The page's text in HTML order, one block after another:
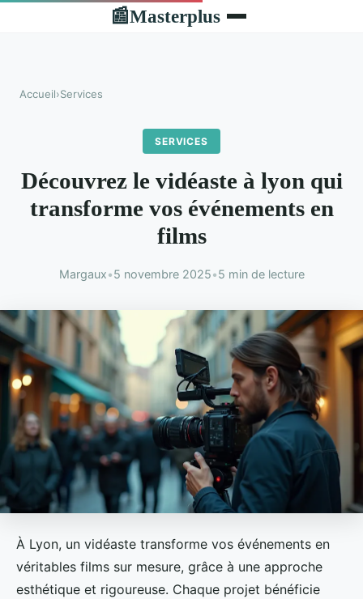
📰Masterplus
Accueil›Services
SERVICES
Découvrez le vidéaste à lyon qui
transforme vos événements en
films
Margaux•5 novembre 2025•5 min de lecture
À Lyon, un vidéaste transforme vos événements en
véritables films sur mesure, grâce à une approche
esthétique et rigoureuse. Chaque projet bénéficie